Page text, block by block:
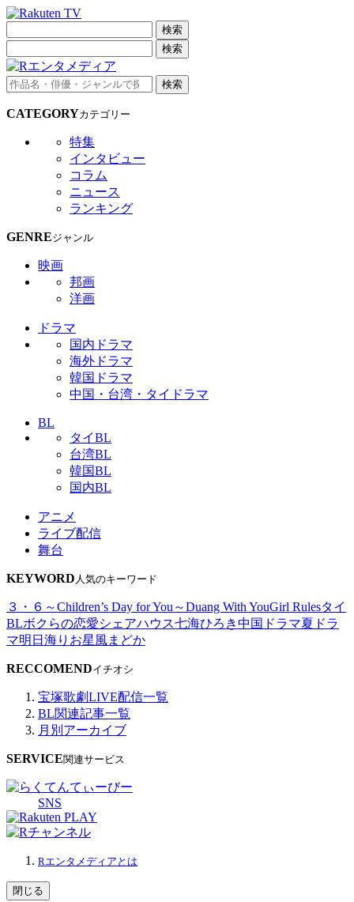
検索
検索
検索
CATEGORYカテゴリー
特集
インタビュー
コラム
ニュース
ランキング
GENREジャンル
映画
邦画
洋画
ドラマ
国内ドラマ
海外ドラマ
韓国ドラマ
中国・台湾・タイドラマ
BL
タイBL
台湾BL
韓国BL
国内BL
アニメ
ライブ配信
舞台
KEYWORD 人気のキーワード
３・６～Children’s Day for You～Duang With YouGirl Rulesタイ
BLボクらの恋愛シェアハウス七海ひろき中国ドラマ夏ドラ
マ明日海りお星風まどか
RECCOMENDイチオシ
宝塚歌劇LIVE配信一覧
BL関連記事一覧
月別アーカイブ
SERVICE関連サービス
SNS
Rエンタメディアとは
閉じる